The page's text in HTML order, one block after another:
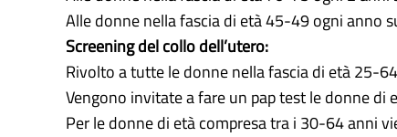
Alle donne nella fascia di età 45-49 ogni anno
Screening del collo dell’utero:
Rivolto a tutte le donne nella fascia di età 25-
Vengono invitate a fare un pap test le donne di
Per le donne di età compresa tra i 30-64 anni